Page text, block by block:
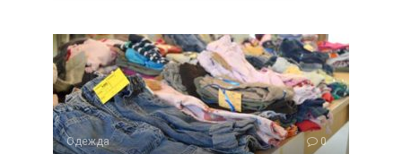
Одежда 0